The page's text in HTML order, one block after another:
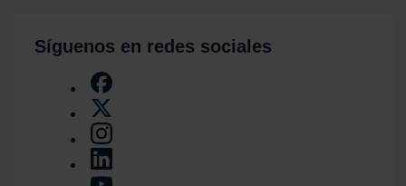
Síguenos en redes sociales